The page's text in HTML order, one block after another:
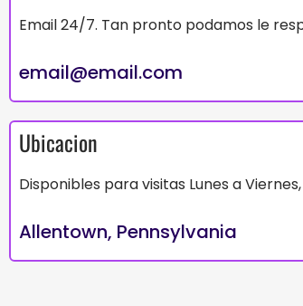
Email 24/7. Tan pronto podamos le
email@email.com
Ubicacion
Disponibles para visitas Lunes a
Allentown, Pennsylvania